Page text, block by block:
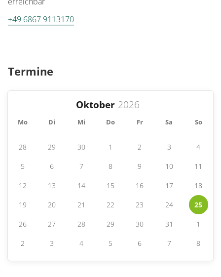
+49 6867 9113170
Termine
Oktober
Mo Di Mi Do Fr Sa So
28 29 30 1 2 3 4
5 6 7 8 9 10 11
12 13 14 15 16 17 18
19 20 21 22 23 24 25
26 27 28 29 30 31 1
2 3 4 5 6 7 8